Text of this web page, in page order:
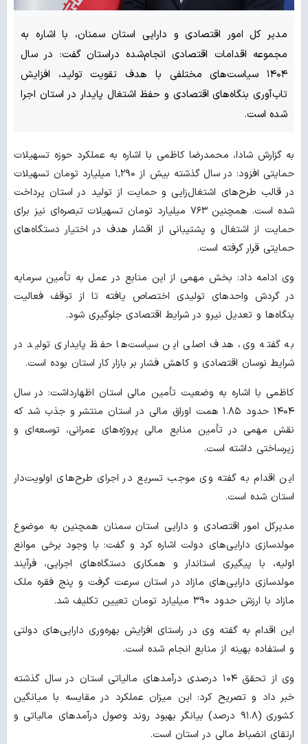
مدیر کل امور اقتصادی و دارایی استان سمنان، با اشاره به
مجموعه اقدامات اقتصادی انجام‌شده دراستان گفت: در سال
۱۴۰۴ سیاست‌های مختلفی با هدف تقویت تولید، افزایش
تاب‌آوری بنگاه‌های اقتصادی و حفظ اشتغال پایدار در استان اجرا
شده است.
به گزارش شادا، محمدرضا کاظمی با اشاره به عملکرد حوزه تسهیلات
حمایتی افزود: در سال گذشته بیش از ۱,۲۹۰ میلیارد تومان تسهیلات
در قالب طرح‌های اشتغال‌زایی و حمایت از تولید در استان پرداخت
شده است. همچنین ۷۶۳ میلیارد تومان تسهیلات تبصره‌ای نیز برای
حمایت از اشتغال و پشتیبانی از اقشار هدف در اختیار دستگاه‌های
حمایتی قرار گرفته است.
وی ادامه داد: بخش مهمی از این منابع در عمل به تأمین سرمایه
در گردش واحدهای تولیدی اختصاص یافته تا از توقف فعالیت
بنگاه‌ها و تعدیل نیرو در شرایط اقتصادی جلوگیری شود.
به گفته وی، هدف اصلی این سیاست‌ها حفظ پایداری تولید در
شرایط نوسان اقتصادی و کاهش فشار بر بازار کار استان بوده است.
کاظمی با اشاره به وضعیت تأمین مالی استان اظهارداشت: در سال
۱۴۰۴ حدود ۱.۸۵ همت اوراق مالی در استان منتشر و جذب شد که
نقش مهمی در تأمین منابع مالی پروژه‌های عمرانی، توسعه‌ای و
زیرساختی داشته است.
این اقدام به گفته وی موجب تسریع در اجرای طرح‌های اولویت‌دار
استان شده است.
مدیرکل امور اقتصادی و دارایی استان سمنان همچنین به موضوع
مولدسازی دارایی‌های دولت اشاره کرد و گفت: با وجود برخی موانع
اولیه، با پیگیری استاندار و همکاری دستگاه‌های اجرایی، فرآیند
مولدسازی دارایی‌های مازاد در استان سرعت گرفت و پنج فقره ملک
مازاد با ارزش حدود ۳۹۰ میلیارد تومان تعیین تکلیف شد.
این اقدام به گفته وی در راستای افزایش بهره‌وری دارایی‌های دولتی
و استفاده بهینه از منابع انجام شده است.
وی از تحقق ۱۰۴ درصدی درآمدهای مالیاتی استان در سال گذشته
خبر داد و تصریح کرد: این میزان عملکرد در مقایسه با میانگین
کشوری (۹۱.۸ درصد) بیانگر بهبود روند وصول درآمدهای مالیاتی و
ارتقای انضباط مالی در استان است.